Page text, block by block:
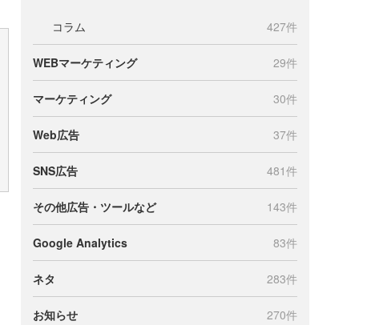
コラム 427件
WEBマーケティング 29件
マーケティング 30件
Web広告 37件
SNS広告 481件
その他広告・ツールなど 143件
Google Analytics 83件
ネタ 283件
お知らせ 270件